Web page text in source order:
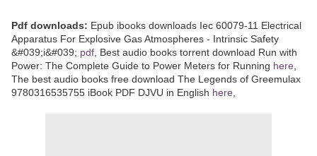
Pdf downloads: Epub ibooks downloads Iec 60079-11 Electrical
Apparatus For Explosive Gas Atmospheres - Intrinsic Safety
&#039;i&#039; pdf , Best audio books torrent download Run with
Power: The Complete Guide to Power Meters for Running here
The best audio books free download The Legends of Greemulax
9780316535755 iBook PDF DJVU in English here